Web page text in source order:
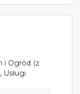
i Ogród (z